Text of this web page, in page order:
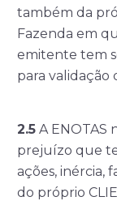
também da
Fazenda em
emitente tem
para validação
2.5 A ENOTAS
prejuízo que
ações, inércia,
do próprio